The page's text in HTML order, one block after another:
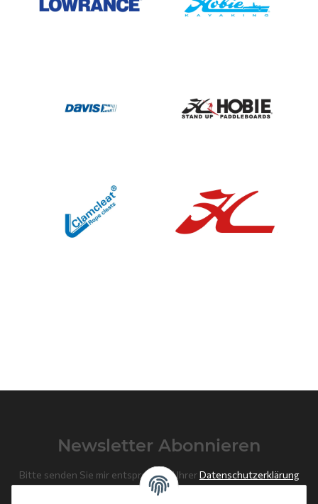
Newsletter Abonnieren
Bitte senden Sie mir entsprechend IhrerDatenschutzerklärung
regelmäßig und jederzeit widerruflich Informationen zu Ihrem